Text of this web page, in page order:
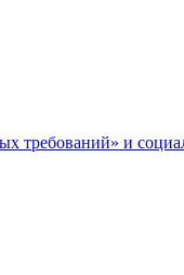
требований» и